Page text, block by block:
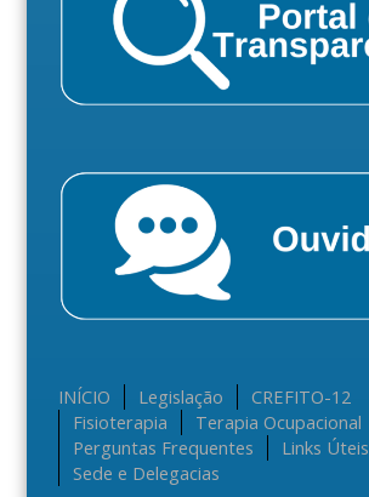
INÍCIO Legislação
CREFITO-12
Fisioterapia
Terapia Ocupacional
Perguntas Frequentes
Links Úteis
Sede e Delegacias